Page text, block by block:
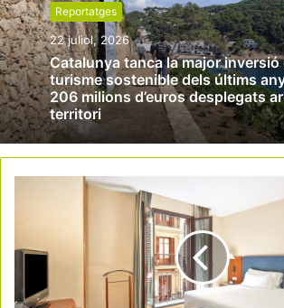
Reportatges
22 juliol, 2026
Catalunya tanca la major inversió
turisme sostenible dels últims
206 milions d’euros desplegats
territori